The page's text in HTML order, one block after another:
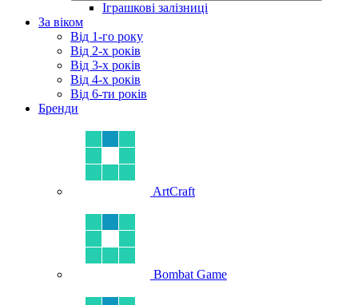
Іграшкові залізниці
За віком
Від 1-го року
Від 2-х років
Від 3-х років
Від 4-х років
Від 6-ти років
Бренди
ArtCraft
Bombat Game